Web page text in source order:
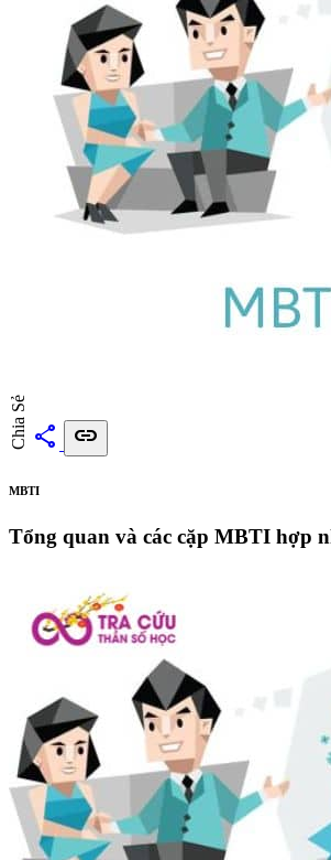
Chia Sẻ share link
MBTI
Tổng quan và các cặp MBTI hợp